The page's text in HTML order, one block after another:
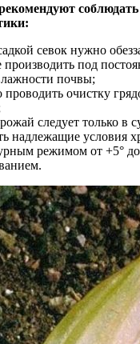
севок нужно
под
почвы;
проводить очистку
следует только в
надлежащие условия
режимом от +5°